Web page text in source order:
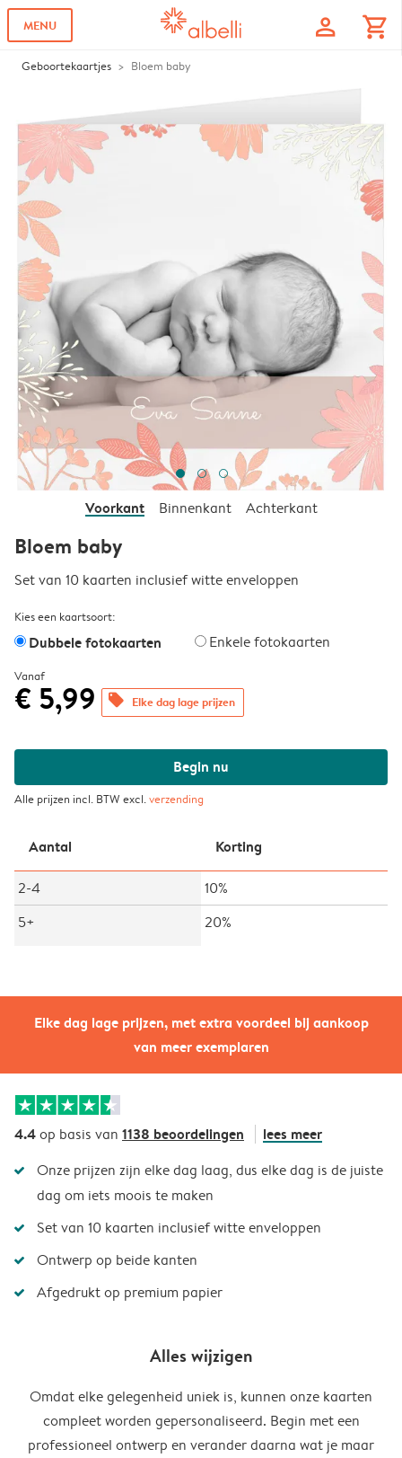
MENU profile shopping_cart
Geboortekaartjes Bloem baby
Elke dag lage prijzen, met extra voordeel bij aankoop
van meer exemplaren
Voorkant Binnenkant Achterkant
Bloem baby
Set van 10 kaarten inclusief witte enveloppen
Kies een kaartsoort:
Dubbele fotokaarten Enkele fotokaarten
Vanaf
€ 5,99 offers Elke dag lage prijzen
Begin nu
Alle prijzen incl. BTW excl.verzending
Aantal Korting
2-4
10%
5+
20%
4.4op basis van 1138 beoordelingen lees meer
Onze prijzen zijn elke dag laag, dus elke dag is de juiste
dag om iets moois te maken
Set van 10 kaarten inclusief witte enveloppen
Ontwerp op beide kanten
Afgedrukt op premium papier
Alles wijzigen
Omdat elke gelegenheid uniek is, kunnen onze kaarten
compleet worden gepersonaliseerd. Begin met een
professioneel ontwerp en verander daarna wat je maar